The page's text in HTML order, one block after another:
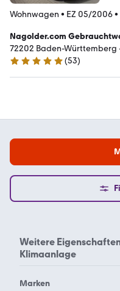
Wohnwagen • EZ 05/2006•
Nagolder.com
72202 Baden-Württemberg
4.9 Sterne
(53)
Weitere
Klimaanlage
Marken